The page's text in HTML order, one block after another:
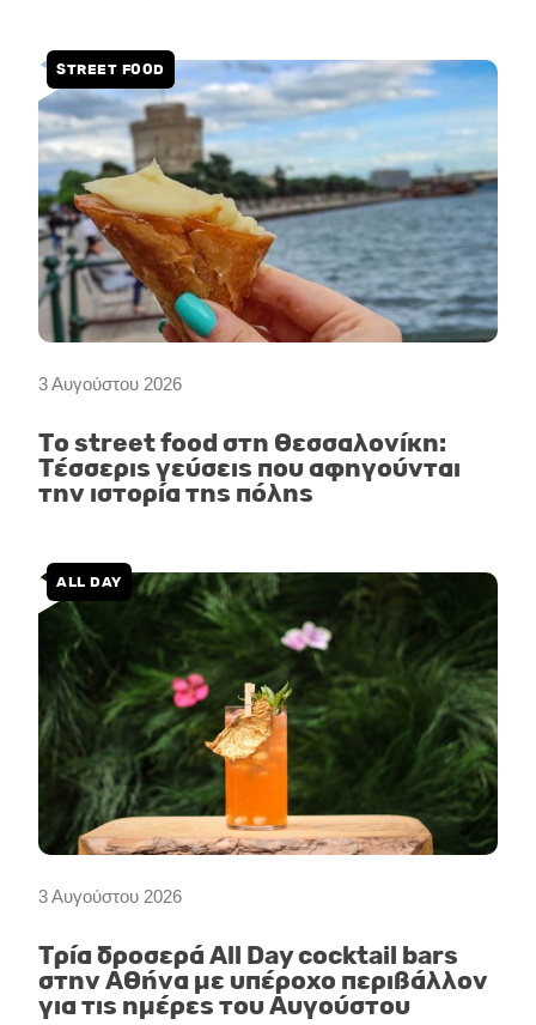
3 Αυγούστου 2026
STREET FOOD
Το street food στη Θεσσαλονίκη:
Τέσσερις γεύσεις που αφηγούνται
την ιστορία της πόλης
3 Αυγούστου 2026
ALL DAY
Τρία δροσερά All Day cocktail bars
στην Αθήνα με υπέροχο περιβάλλον
για τις ημέρες του Αυγούστου